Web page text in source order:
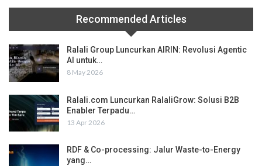
Recommended Articles
Ralali Group Luncurkan AIRIN: Revolusi Agentic
AI untuk…
8 May 2026
Ralali.com Luncurkan RalaliGrow: Solusi B2B
Enabler Terpadu…
13 Apr 2026
RDF & Co-processing: Jalur Waste-to-Energy
yang…